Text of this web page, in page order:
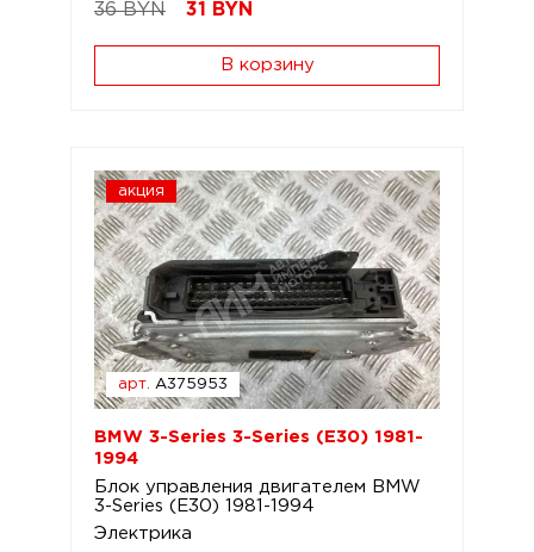
36 BYN 31 BYN
В корзину
акция
арт. A375953
BMW 3-Series 3-Series (E30) 1981-
1994
Блок управления двигателем BMW
3-Series (E30) 1981-1994
Электрика